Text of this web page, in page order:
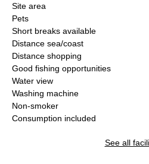
Site area
Pets
Short breaks available
Distance sea/coast
Distance shopping
Good fishing opportunities
Water view
Washing machine
Non-smoker
Consumption included
See all